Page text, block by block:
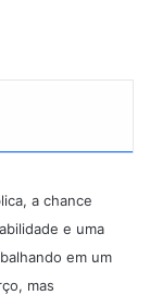
a chance
e uma
em um
mas